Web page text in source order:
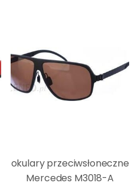
okulary przeciwsłoneczne
Mercedes M3018-A